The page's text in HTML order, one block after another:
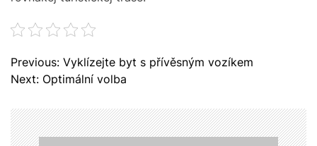
N
a
i
g
Previous: Vyklízejte byt s přívěsným vozíkem
Next: Optimální volba